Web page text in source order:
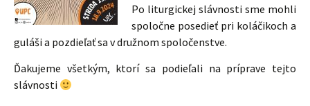
Po liturgickej slávnosti sme mohli
spoločne posedieť pri koláčikoch a
guláši a pozdieľať sa v družnom spoločenstve.
Ďakujeme všetkým, ktorí sa podieľali na príprave tejto
slávnosti